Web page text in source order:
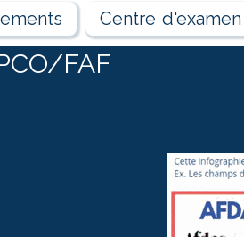
Centre d'examen
FAF